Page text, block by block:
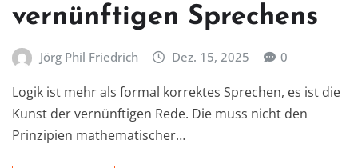
vernünftigen Sprechens
Jörg Phil Friedrich Dez. 15, 2025 0
Logik ist mehr als formal korrektes Sprechen, es ist die
Kunst der vernünftigen Rede. Die muss nicht den
Prinzipien mathematischer…